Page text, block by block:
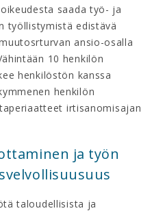
saada työ- ja
työllistymistä edistävä
ansio-osalla
10 henkilön
henkilöstön kanssa
henkilön
irtisanomisajan
ja työn
taloudellisista ja